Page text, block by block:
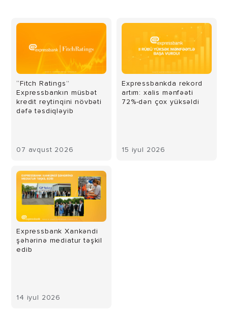
“Fitch Ratings”
Expressbankın müsbət
kredit reytinqini növbəti
dəfə təsdiqləyib
07 avqust 2026
Expressbankda rekord
artım: xalis mənfəəti
72%-dən çox yüksəldi
15 iyul 2026
Expressbank Xankəndi
şəhərinə mediatur təşkil
edib
14 iyul 2026